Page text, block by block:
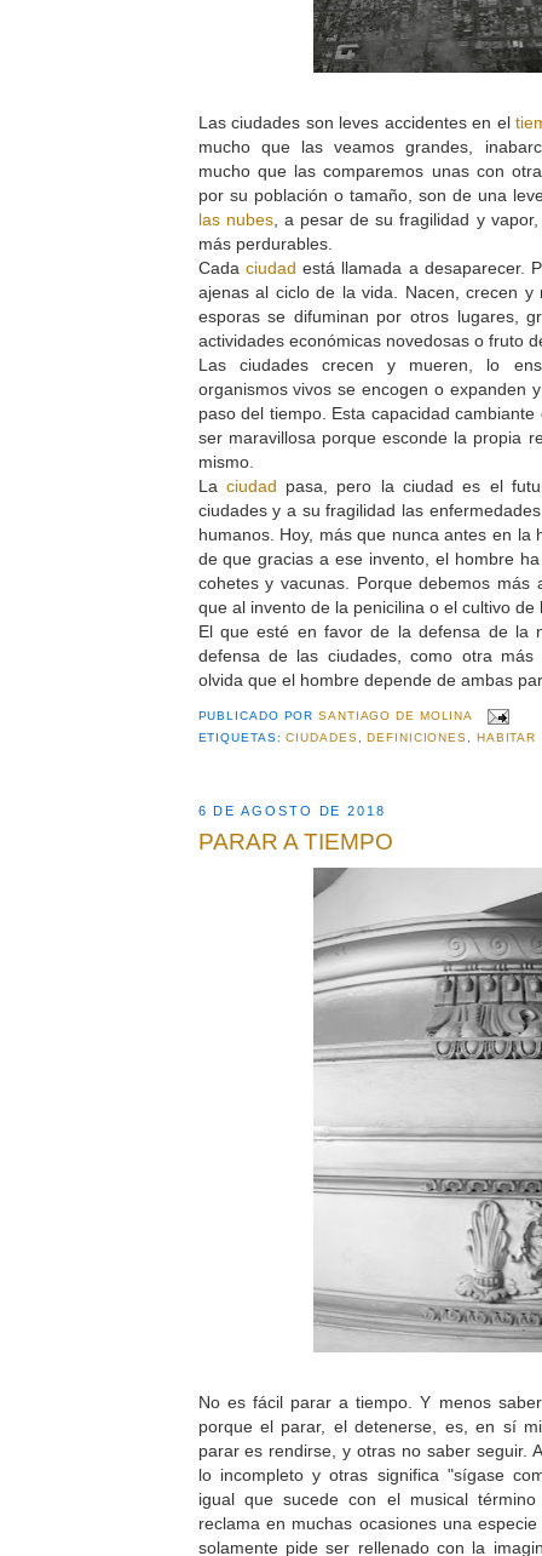
Las ciudades son leves accidentes en el
mucho que las veamos grandes,
mucho que las comparemos unas con
por su población o tamaño, son de una
las nubes, a pesar de su fragilidad y
más perdurables.
Cada ciudad está llamada a desaparecer.
ajenas al ciclo de la vida. Nacen, crecen y
esporas se difuminan por otros lugares,
actividades económicas novedosas o fruto
Las ciudades crecen y mueren, lo
organismos vivos se encogen o expanden
paso del tiempo. Esta capacidad
ser maravillosa porque esconde la propia
mismo.
La ciudad pasa, pero la ciudad es el
ciudades y a su fragilidad las
humanos. Hoy, más que nunca antes en la
de que gracias a ese invento, el hombre
cohetes y vacunas. Porque debemos más
que al invento de la penicilina o el cultivo
El que esté en favor de la defensa de la
defensa de las ciudades, como otra
olvida que el hombre depende de ambas
PUBLICADO PORSANTIAGO DE MOLINA
ETIQUETAS:CIUDADES ,DEFINICIONES HABITAR
6 DE AGOSTO DE 2018
PARAR A TIEMPO
No es fácil parar a tiempo. Y menos
porque el parar, el detenerse, es, en sí
parar es rendirse, y otras no saber seguir.
lo incompleto y otras significa "sígase
igual que sucede con el musical término
reclama en muchas ocasiones una
solamente pide ser rellenado con la